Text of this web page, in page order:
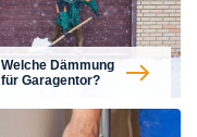
Welche Dämmung
für Garagentor?